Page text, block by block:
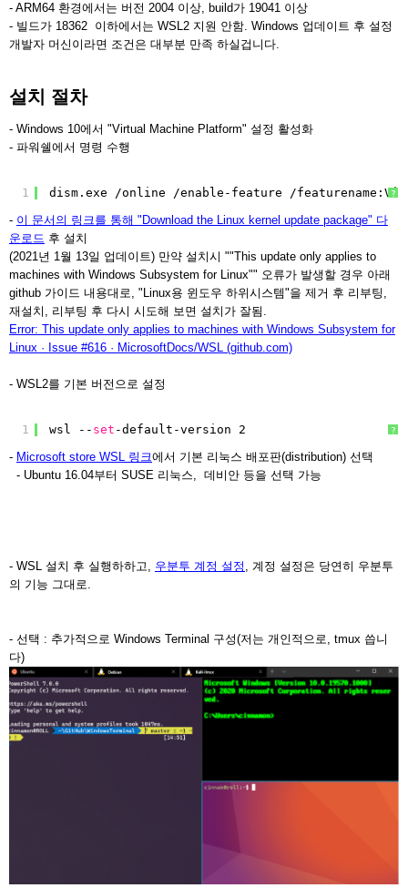
- ARM64 환경에서는 버전 2004 이상, build가 19041 이상
- 빌드가 18362 이하에서는 WSL2 지원 안함. Windows 업데이트 후 설정
개발자 머신이라면 조건은 대부분 만족 하실겁니다.
설치 절차
- Windows 10에서 "Virtual Machine Platform" 설정 활성화
- 파워쉘에서 명령 수행
?
1 dism.exe /online /enable-feature /featurename
- 이 문서의 링크를 통해 "Download the Linux kernel update package" 다
운로드 후 설치
(2021년 1월 13일 업데이트) 만약 설치시 ""This update only applies to
machines with Windows Subsystem for Linux"" 오류가 발생할 경우 아래
github 가이드 내용대로, "Linux용 윈도우 하위시스템"을 제거 후 리부팅,
재설치, 리부팅 후 다시 시도해 보면 설치가 잘됨.
Error: This update only applies to machines with Windows Subsystem for
Linux · Issue #616 · MicrosoftDocs/WSL (github.com)
- WSL2를 기본 버전으로 설정
?
1 wsl -- set -default-version 2
- Microsoft store WSL 링크에서 기본 리눅스 배포판(distribution) 선택
- Ubuntu 16.04부터 SUSE 리눅스, 데비안 등을 선택 가능
- WSL 설치 후 실행하하고, 우분투 계정 설정
, 계정 설정은 당연히 우분투
의 기능 그대로.
- 선택 : 추가적으로 Windows Terminal 구성(저는 개인적으로, tmux 씁니
다)